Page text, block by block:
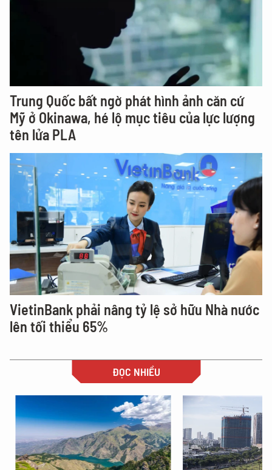
Trung Quốc bất ngờ phát hình ảnh căn cứ
Mỹ ở Okinawa, hé lộ mục tiêu của lực lượng
tên lửa PLA
VietinBank phải nâng tỷ lệ sở hữu Nhà nước
lên tối thiểu 65%
ĐỌC NHIỀU